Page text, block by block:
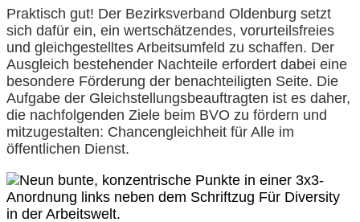
Praktisch gut! Der Bezirksverband Oldenburg setzt
sich dafür ein, ein wertschätzendes, vorurteilsfreies
und gleichgestelltes Arbeitsumfeld zu schaffen. Der
Ausgleich bestehender Nachteile erfordert dabei eine
besondere Förderung der benachteiligten Seite. Die
Aufgabe der Gleichstellungsbeauftragten ist es daher,
die nachfolgenden Ziele beim BVO zu fördern und
mitzugestalten: Chancengleichheit für Alle im
öffentlichen Dienst.